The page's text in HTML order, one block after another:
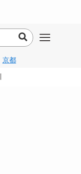
京都